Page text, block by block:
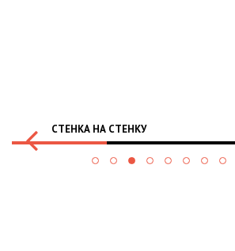
СТЕНКА НА СТЕНКУ